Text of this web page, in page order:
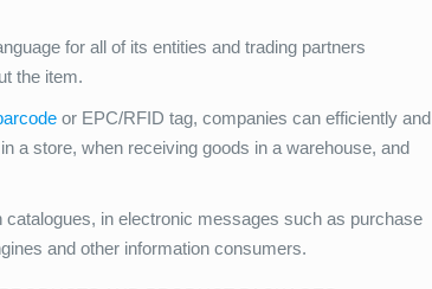
for all of its entities and trading partners
the item.
or EPC/RFID tag, companies can efficiently and
a store, when receiving goods in a warehouse, and
in electronic messages such as purchase
and other information consumers.